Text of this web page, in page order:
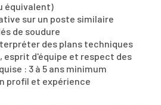
équivalent)
sur un poste similaire
de soudure
des plans techniques
esprit d'équipe et respect des
: 3 à 5 ans minimum
profil et expérience